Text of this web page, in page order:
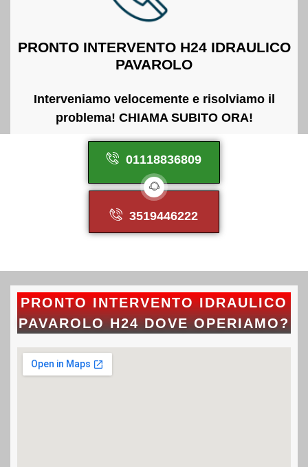
PRONTO INTERVENTO H24 IDRAULICO
PAVAROLO
Interveniamo velocemente e risolviamo il
problema! CHIAMA SUBITO ORA!
01118836809
3519446222
PRONTO INTERVENTO IDRAULICO
PAVAROLO H24 DOVE OPERIAMO?